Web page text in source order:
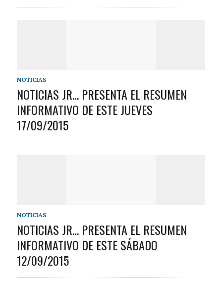
NOTICIAS
NOTICIAS JR… PRESENTA EL RESUMEN
INFORMATIVO DE ESTE JUEVES
17/09/2015
NOTICIAS
NOTICIAS JR… PRESENTA EL RESUMEN
INFORMATIVO DE ESTE SÁBADO
12/09/2015